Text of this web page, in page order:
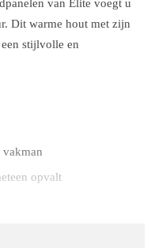
van Elite voegt u
Dit warme hout met zijn
stijlvolle en
vakman
opvalt